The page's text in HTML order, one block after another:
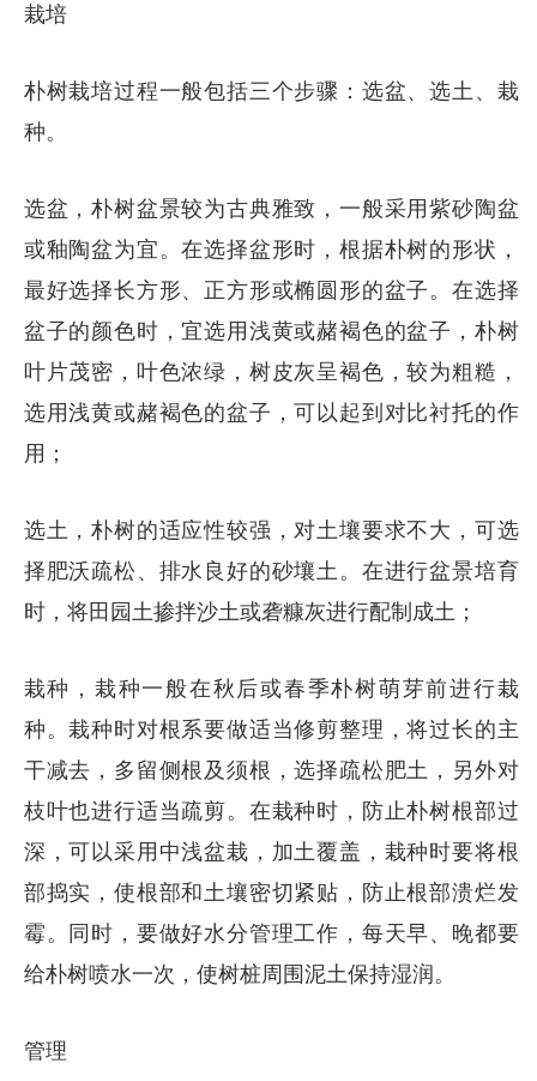
栽培
朴树栽培过程一般包括三个步骤：选盆、选土、栽
种。
选盆，朴树盆景较为古典雅致，一般采用紫砂陶盆
或釉陶盆为宜。在选择盆形时，根据朴树的形状，
最好选择长方形、正方形或椭圆形的盆子。在选择
盆子的颜色时，宜选用浅黄或赭褐色的盆子，朴树
叶片茂密，叶色浓绿，树皮灰呈褐色，较为粗糙，
选用浅黄或赭褐色的盆子，可以起到对比衬托的作
用；
选土，朴树的适应性较强，对土壤要求不大，可选
择肥沃疏松、排水良好的砂壤土。在进行盆景培育
时，将田园土掺拌沙土或砻糠灰进行配制成土；
栽种，栽种一般在秋后或春季朴树萌芽前进行栽
种。栽种时对根系要做适当修剪整理，将过长的主
干减去，多留侧根及须根，选择疏松肥土，另外对
枝叶也进行适当疏剪。在栽种时，防止朴树根部过
深，可以采用中浅盆栽，加土覆盖，栽种时要将根
部捣实，使根部和土壤密切紧贴，防止根部溃烂发
霉。同时，要做好水分管理工作，每天早、晚都要
给朴树喷水一次，使树桩周围泥土保持湿润。
管理